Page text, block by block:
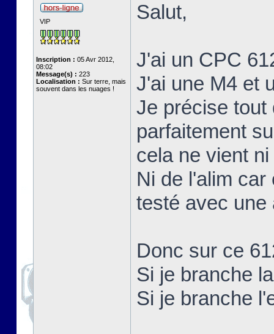
VIP
Inscription : 05 Avr 2012,
08:02
Message(s) : 223
Localisation : Sur terre, mais
souvent dans les nuages !
Salut,
J'ai un CPC
J'ai une M4 et
Je précise tout
parfaitement
cela ne vient
Ni de l'alim
testé avec une
Donc sur ce
Si je branche
Si je branche